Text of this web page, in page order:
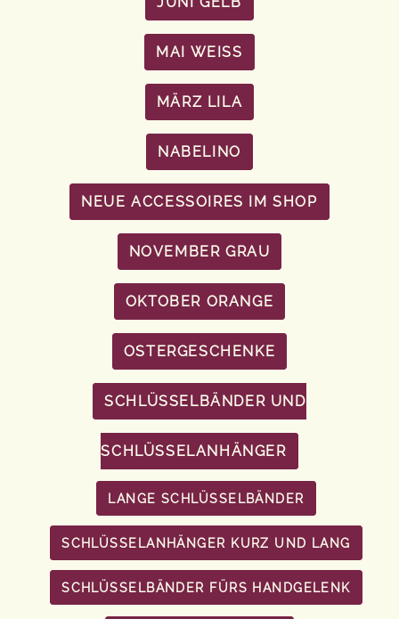
MAI WEISS
MÄRZ LILA
NABELINO
NEUE ACCESSOIRES IM SHOP
NOVEMBER GRAU
OKTOBER ORANGE
OSTERGESCHENKE
SCHLÜSSELBÄNDER UND
SCHLÜSSELANHÄNGER
LANGE SCHLÜSSELBÄNDER
SCHLÜSSELANHÄNGER KURZ UND LANG
SCHLÜSSELBÄNDER FÜRS HANDGELENK